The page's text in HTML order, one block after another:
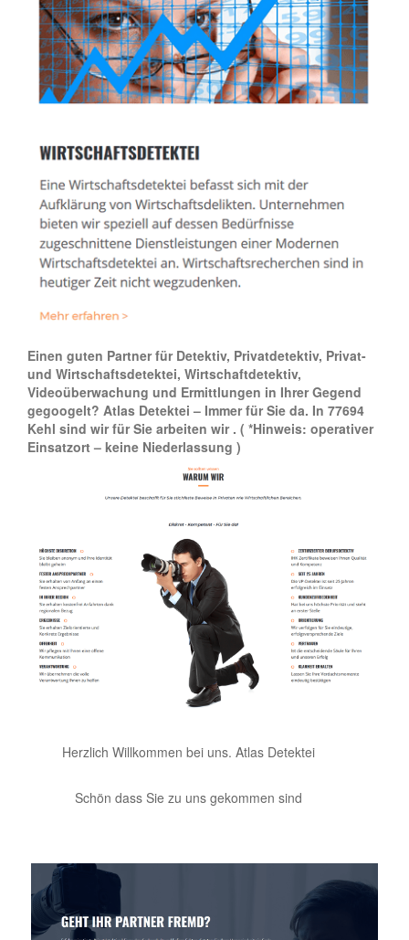
Einen guten Partner für Detektiv, Privatdetektiv, Privat-
und Wirtschaftsdetektei, Wirtschaftdetektiv,
Videoüberwachung und Ermittlungen in Ihrer Gegend
gegoogelt? Atlas Detektei – Immer für Sie da. In 77694
Kehl sind wir für Sie arbeiten wir . ( *Hinweis: operativer
Einsatzort – keine Niederlassung )
Herzlich Willkommen bei uns. Atlas Detektei
Schön dass Sie zu uns gekommen sind